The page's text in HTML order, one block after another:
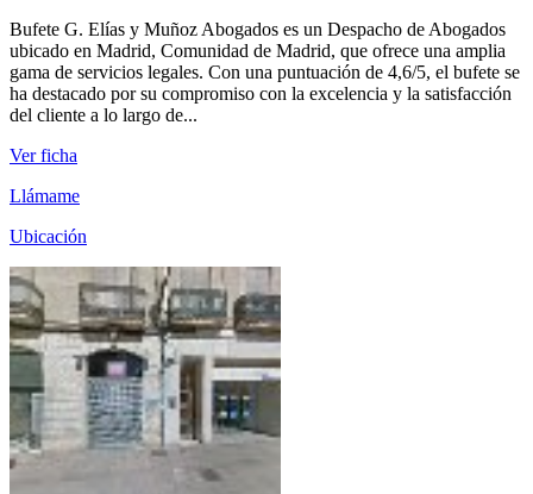
Bufete G. Elías y Muñoz Abogados es un Despacho de Abogados
ubicado en Madrid, Comunidad de Madrid, que ofrece una amplia
gama de servicios legales. Con una puntuación de 4,6/5, el bufete se
ha destacado por su compromiso con la excelencia y la satisfacción
del cliente a lo largo de...
Ver ficha
Llámame
Ubicación